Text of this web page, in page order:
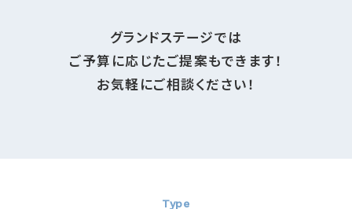
グランドステージでは
ご予算に応じたご提案もできます！
お気軽にご相談ください！